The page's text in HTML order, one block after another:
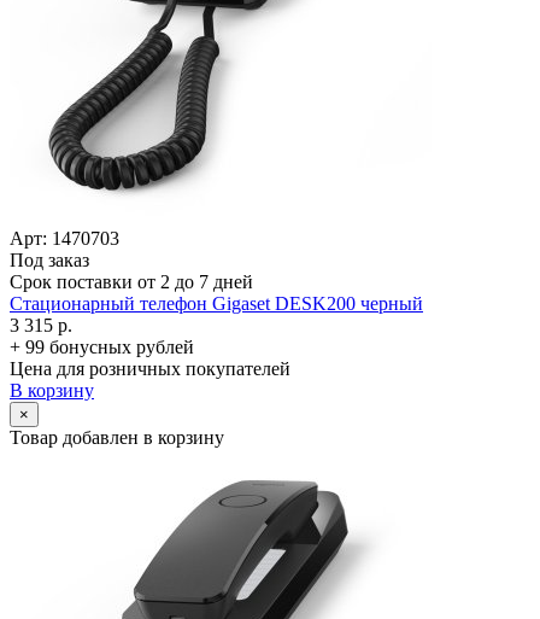
Арт: 1470703
Под заказ
Срок поставки от 2 до 7 дней
Стационарный телефон Gigaset DESK200 черный
3 315 р.
+ 99 бонусных рублей
Цена для розничных покупателей
В корзину
×
Товар добавлен в корзину